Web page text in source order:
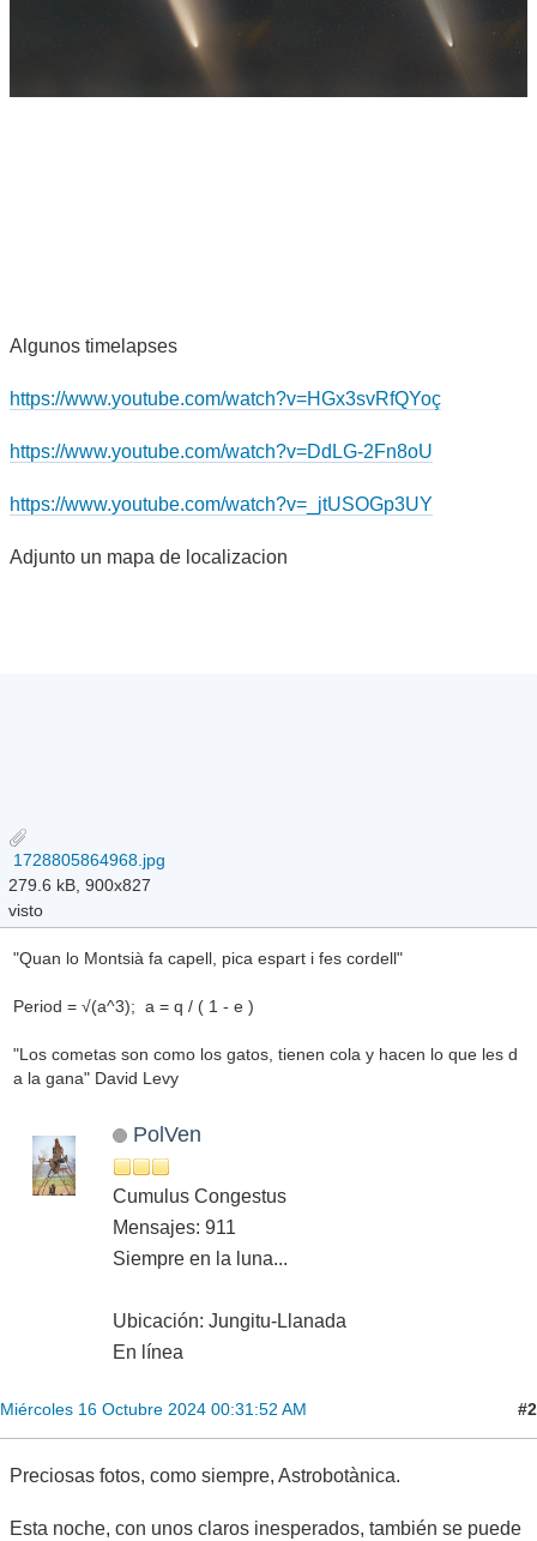
Algunos timelapses
https://www.youtube.com/watch?v=HGx3svRfQYoç
https://www.youtube.com/watch?v=DdLG-2Fn8oU
https://www.youtube.com/watch?v=_jtUSOGp3UY
Adjunto un mapa de localizacion
1728805864968.jpg
279.6 kB, 900x827
visto
"Quan lo Montsià fa capell, pica espart i fes cordell"
Period = √(a^3); a = q / ( 1 - e )
"Los cometas son como los gatos, tienen cola y hacen lo que les d
a la gana" David Levy
PolVen
Cumulus Congestus
Mensajes: 911
Siempre en la luna...
Ubicación: Jungitu-Llanada
En línea
Miércoles 16 Octubre 2024 00:31:52 AM #2
Preciosas fotos, como siempre, Astrobotànica.
Esta noche, con unos claros inesperados, también se puede